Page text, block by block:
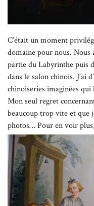
C’était un moment
domaine pour nous. Nous
partie du Labyrinthe puis
dans le salon chinois. J’ai
chinoiseries imaginées qui
Mon seul regret
beaucoup trop vite et que
photos… Pour en voir